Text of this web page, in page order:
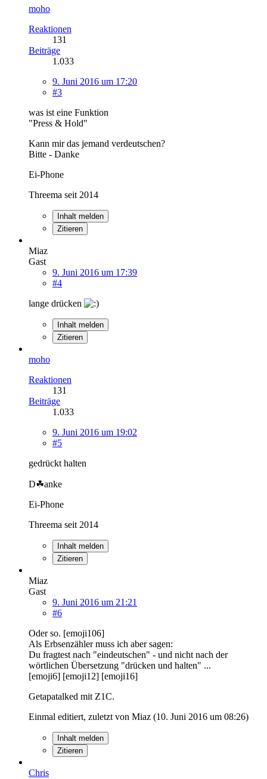
moho
Reaktionen
131
Beiträge
1.033
9. Juni 2016 um 17:20
#3
was ist eine Funktion
"Press & Hold"
Kann mir das jemand verdeutschen?
Bitte - Danke
Ei-Phone
Threema seit 2014
Inhalt melden
Zitieren
Miaz
Gast
9. Juni 2016 um 17:39
#4
lange drücken
Inhalt melden
Zitieren
moho
Reaktionen
131
Beiträge
1.033
9. Juni 2016 um 19:02
#5
gedrückt halten
D☘anke
Ei-Phone
Threema seit 2014
Inhalt melden
Zitieren
Miaz
Gast
9. Juni 2016 um 21:21
#6
Oder so. [emoji106]
Als Erbsenzähler muss ich aber sagen:
Du fragtest nach "eindeutschen" - und nicht nach der
wörtlichen Übersetzung "drücken und halten" ...
[emoji6] [emoji12] [emoji16]
Getapatalked mit Z1C.
Einmal editiert, zuletzt von Miaz (10. Juni 2016 um 08:26)
Inhalt melden
Zitieren
Chris